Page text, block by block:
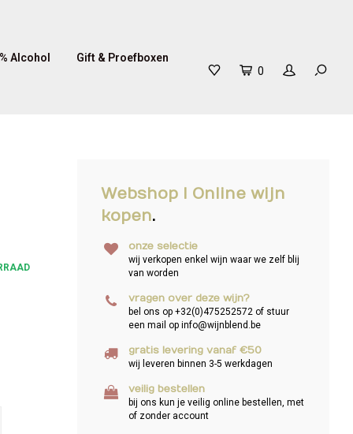
Alcohol
Gift & Proefboxen
0
Webshop I Online wijn
kopen.
onze selectie
wij verkopen enkel wijn waar we zelf blij
van worden
vragen over deze wijn?
bel ons op +32(0)475252572 of stuur
een mail op info@wijnblend.be
gratis levering vanaf €50
wij leveren binnen 3-5 werkdagen
veilig bestellen
bij ons kun je veilig online bestellen, met
of zonder account